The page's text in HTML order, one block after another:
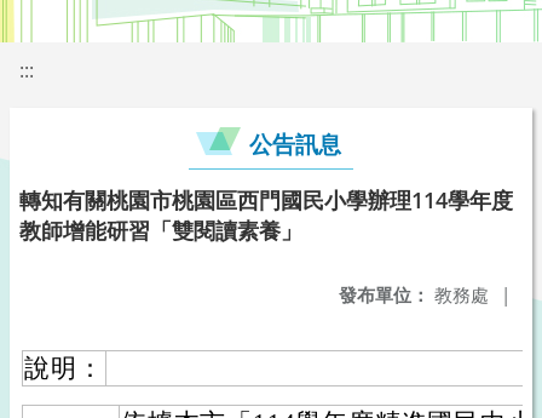
:::
公告訊息
轉知有關桃園市桃園區西門國民小學辦理114學年度
教師增能研習「雙閱讀素養」
發布單位： 教務處 |
說明：